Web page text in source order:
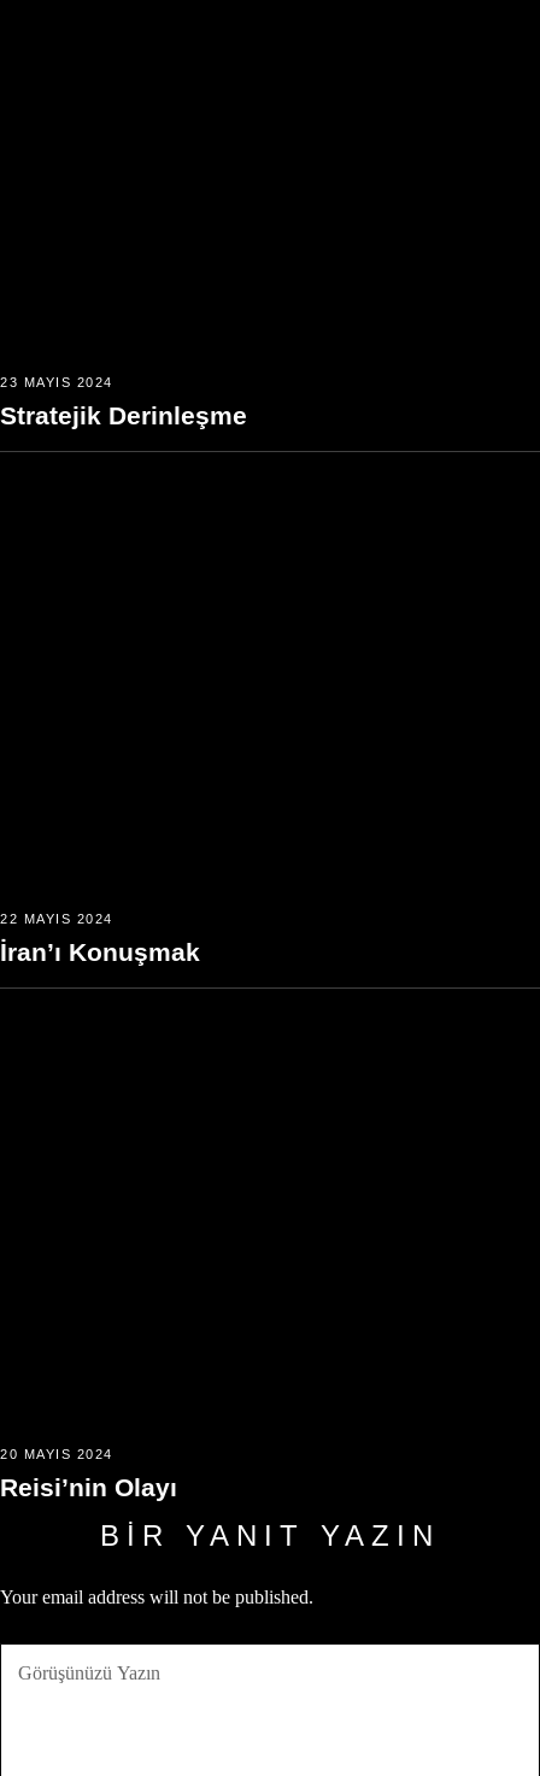
23 MAYIS 2024
Stratejik Derinleşme
22 MAYIS 2024
İran’ı Konuşmak
20 MAYIS 2024
Reisi’nin Olayı
BIR YANIT YAZIN
Your email address will not be published.